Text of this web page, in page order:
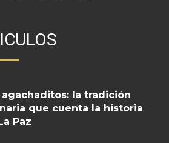
agachaditos: la tradición
que cuenta la historia
Paz